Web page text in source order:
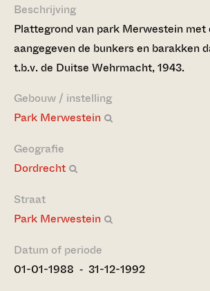
Beschrijving
Plattegrond van park Merwestein met
aangegeven de bunkers en barakken
t.b.v. de Duitse Wehrmacht, 1943.
Gebouw / instelling
Park Merwestein
Geografie
Dordrecht
Straat
Park Merwestein
Datum of periode
01-01-1988 ‐ 31-12-1992